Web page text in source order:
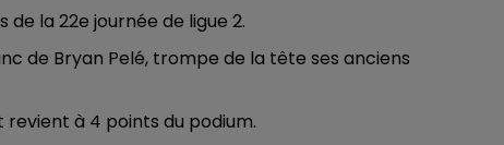
de la 22e journée de ligue 2.
de Bryan Pelé, trompe de la tête ses anciens
à 4 points du podium.